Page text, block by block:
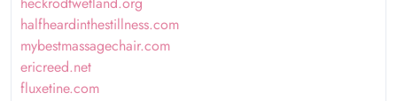
halfheardinthestillness.com
mybestmassagechair.com
ericreed.net
fluxetine.com